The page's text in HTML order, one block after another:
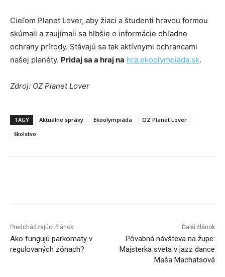
Cieľom Planet Lover, aby žiaci a študenti hravou formou
skúmali a zaujímali sa hlbšie o informácie ohľadne
ochrany prírody. Stávajú sa tak aktívnymi ochrancami
našej planéty. Pridaj sa a hraj na hra.ekoolympiada.sk.
Zdroj: OZ Planet Lover
TAGY Aktuálne správy Ekoolympiáda
OZ Planet Lover
školstvo
Predchádzajúci článok
Ako fungujú parkomaty v
regulovaných zónach?
Ďalší článok
Pôvabná návšteva na župe:
Majsterka sveta v jazz dance
Maša Machatsová